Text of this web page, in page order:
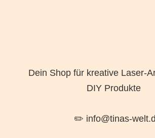
Dein Shop für kreative Laser-
DIY Produkte
✏️ info@tinas-